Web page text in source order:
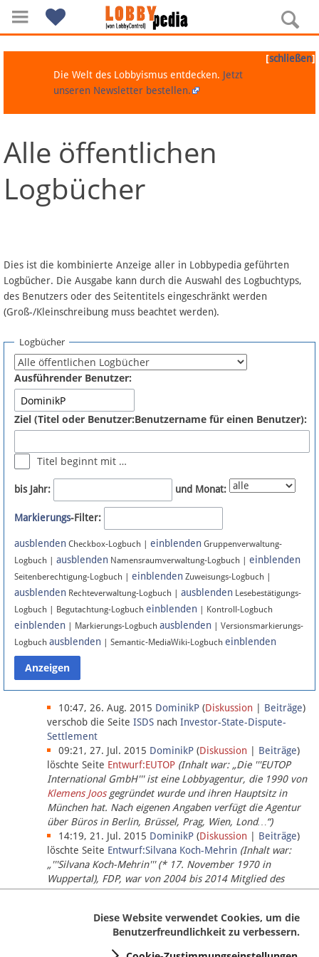
Navigation
Über Lobbypedia
Artikel nach Kategorien
FAQ
Fördermitglied werden
Fehler melden
Newsletter
Bluesky
Facebook
Instagram
Anmelden
Datenschutz
Über Lobbypedia
Impressum
[schließen]
Die Welt des Lobbyismus entdecken. Jetzt
unseren Newsletter bestellen.
Alle öffentlichen
Logbücher
Dies ist die kombinierte Anzeige aller in Lobbypedia geführten
Logbücher. Die Ausgabe kann durch die Auswahl des Logbuchtyps,
des Benutzers oder des Seitentitels eingeschränkt werden
(Groß-/Kleinschreibung muss beachtet werden).
Logbücher
Ausführender Benutzer:
Ziel (Titel oder Benutzer:Benutzername für einen Benutzer):
Titel beginnt mit …
bis Jahr: und Monat:
Markierungs-Filter:
ausblenden Checkbox-Logbuch | einblenden Gruppenverwaltung-
Logbuch | ausblenden Namensraumverwaltung-Logbuch | einblenden
Seitenberechtigung-Logbuch | einblenden Zuweisungs-Logbuch |
ausblenden Rechteverwaltung-Logbuch | ausblenden Lesebestätigungs-
Logbuch | Begutachtung-Logbuch einblenden | Kontroll-Logbuch
einblenden | Markierungs-Logbuch ausblenden | Versionsmarkierungs-
Logbuch ausblenden | Semantic-MediaWiki-Logbuch einblenden
10:47, 26. Aug. 2015 DominikP (Diskussion Beiträge)
verschob die Seite ISDS nach Investor-State-Dispute-
Settlement
09:21, 27. Jul. 2015 DominikP (Diskussion Beiträge)
löschte Seite Entwurf:EUTOP (Inhalt war: „Die '''EUTOP
International GmbH''' ist eine Lobbyagentur, die 1990 von
Klemens Joosgegründet wurde und ihren Hauptsitz in
München hat. Nach eigenen Angaben verfügt die Agentur
über Büros in Berlin, Brüssel, Prag, Wien, Lond…“)
14:19, 21. Jul. 2015 DominikP (Diskussion Beiträge)
löschte Seite Entwurf:Silvana Koch-Mehrin (Inhalt war:
„'''Silvana Koch-Mehrin''' (* 17. November 1970 in
Wuppertal), FDP, war von 2004 bis 2014 Mitglied des
Europäischen Parlaments, seit November 2014 ist sie für
Diese Website verwendet Cookies, um die
Benutzerfreundlichkeit zu verbessern.